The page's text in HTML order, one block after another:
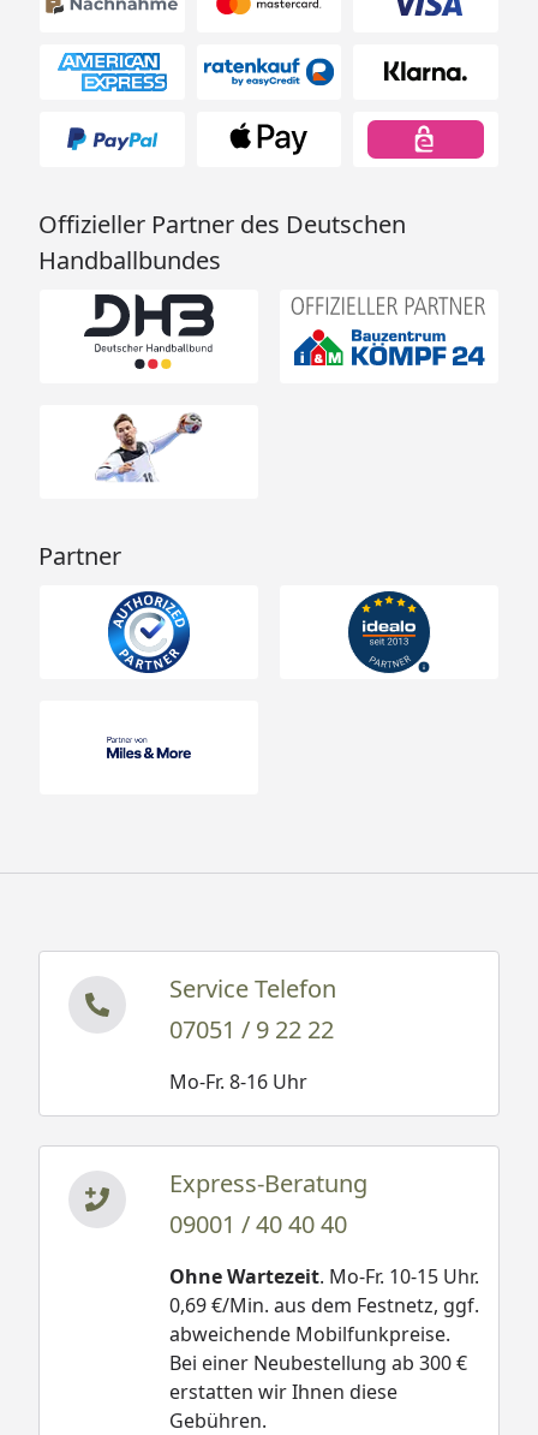
Gartenhaus Maria 44-B
Montageanleitung Wolff Finnhaus
Gartenhaus Maria 44-A
Gartenhaus Maria 44-B
Maria 44-A
Fundamentplan Wolff Finnhaus Gartenhaus
Maria 44-B
Sämtliche Modelle werden naturbelassen, ohne
Dekorationsmaterial und solange nicht anders
Bitte beachten Sie: Die Abbildungen zeigen ggf.
Offizieller Partner des Deutschen
Handballbundes
Partner
Service Telefon
07051 / 9 22 22
Mo-Fr. 8-16 Uhr
Express-Beratung
09001 / 40 40 40
Ohne Wartezeit. Mo-Fr. 10-15 Uhr.
0,69 €/Min. aus dem Festnetz, ggf.
abweichende Mobilfunkpreise.
Bei einer Neubestellung ab 300 €
erstatten wir Ihnen diese
Gebühren.